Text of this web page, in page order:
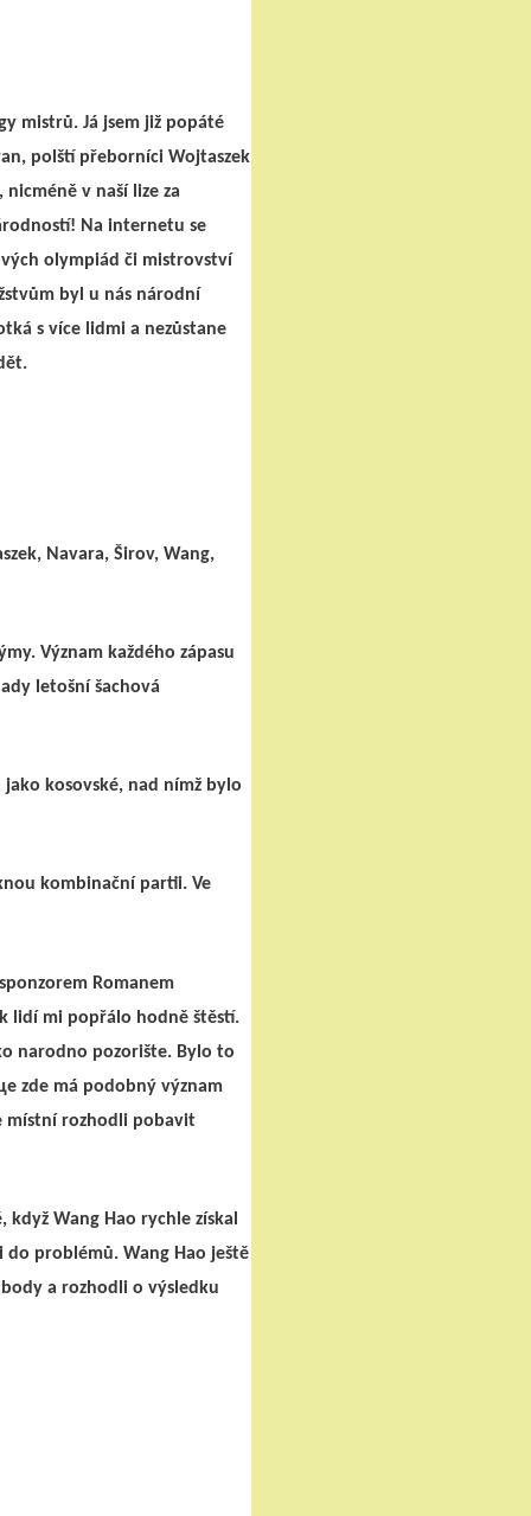
mistrů. Já jsem již popáté
polští přeborníci Wojtaszek
v naší lize za
Na internetu se
olympiád či mistrovství
byl u nás národní
s více lidmi a nezůstane
Navara, Širov, Wang,
Význam každého zápasu
letošní šachová
kosovské, nad nímž bylo
kombinační partii. Ve
Romanem
lidí mi popřálo hodně štěstí.
narodno pozorište. Bylo to
zde má podobný význam
místní rozhodli pobavit
Wang Hao rychle získal
do problémů. Wang Hao ještě
a rozhodli o výsledku